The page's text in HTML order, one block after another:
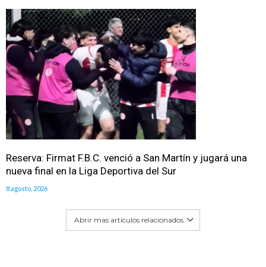
Reserva: Firmat F.B.C. venció a San Martín y jugará una
nueva final en la Liga Deportiva del Sur
8 agosto, 2026
Abrir mas artículos relacionados